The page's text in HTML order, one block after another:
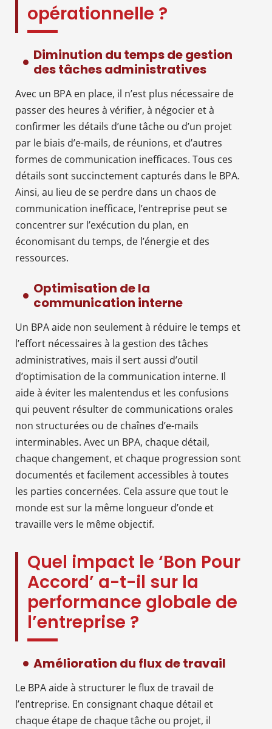
opérationnelle ?
Diminution du temps de gestion
des tâches administratives
Avec un BPA en place, il n’est plus nécessaire de
passer des heures à vérifier, à négocier et à
confirmer les détails d’une tâche ou d’un projet
par le biais d’e-mails, de réunions, et d’autres
formes de communication inefficaces. Tous ces
détails sont succinctement capturés dans le BPA.
Ainsi, au lieu de se perdre dans un chaos de
communication inefficace, l’entreprise peut se
concentrer sur l’exécution du plan, en
économisant du temps, de l’énergie et des
ressources.
Optimisation de la
communication interne
Un BPA aide non seulement à réduire le temps et
l’effort nécessaires à la gestion des tâches
administratives, mais il sert aussi d’outil
d’optimisation de la communication interne. Il
aide à éviter les malentendus et les confusions
qui peuvent résulter de communications orales
non structurées ou de chaînes d’e-mails
interminables. Avec un BPA, chaque détail,
chaque changement, et chaque progression sont
documentés et facilement accessibles à toutes
les parties concernées. Cela assure que tout le
monde est sur la même longueur d’onde et
travaille vers le même objectif.
Quel impact le ‘Bon Pour
Accord’ a-t-il sur la
performance globale de
l’entreprise ?
Amélioration du flux de travail
Le BPA aide à structurer le flux de travail de
l’entreprise. En consignant chaque détail et
chaque étape de chaque tâche ou projet, il